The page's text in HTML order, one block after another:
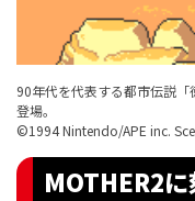
90年代を代表する都市伝説
登場。
©1994 Nintendo/APE inc.
MOTHER2に